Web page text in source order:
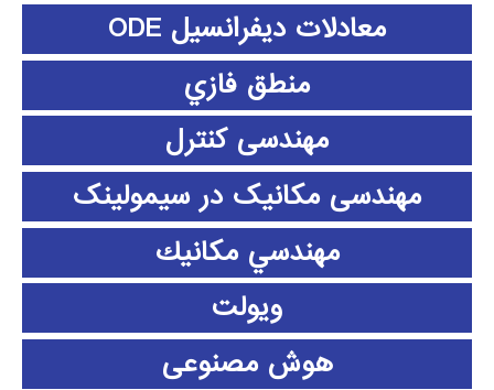
معادلات دیفرانسیل ODE
منطق فازي
مهندسی کنترل
مهندسی مکانیک در سیمولینک
مهندسي مكانيك
ویولت
هوش مصنوعی